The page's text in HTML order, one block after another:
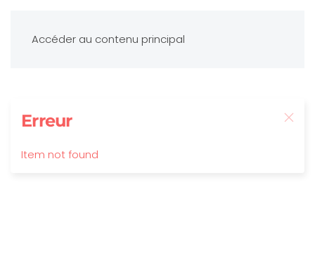
Accéder au contenu principal
Erreur
Item not found